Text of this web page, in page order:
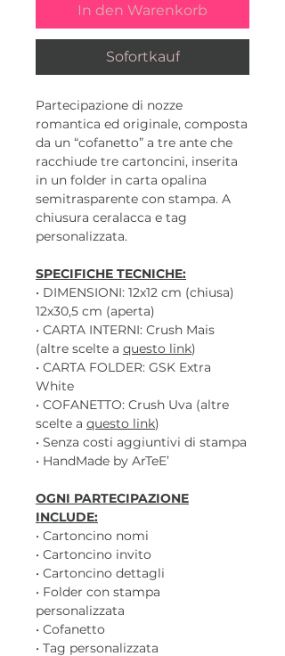
In den Warenkorb
Sofortkauf
Partecipazione di nozze
romantica ed originale, composta
da un “cofanetto” a tre ante che
racchiude tre cartoncini, inserita
in un folder in carta opalina
semitrasparente con stampa. A
chiusura ceralacca e tag
personalizzata.
SPECIFICHE TECNICHE:
• DIMENSIONI: 12x12 cm (chiusa)
12x30,5 cm (aperta)
• CARTA INTERNI: Crush Mais
(altre scelte a questo link)
• CARTA FOLDER: GSK Extra
White
• COFANETTO: Crush Uva (altre
scelte a questo link)
• Senza costi aggiuntivi di stampa
• HandMade by ArTeE’
OGNI PARTECIPAZIONE
INCLUDE:
• Cartoncino nomi
• Cartoncino invito
• Cartoncino dettagli
• Folder con stampa
personalizzata
• Cofanetto
• Tag personalizzata